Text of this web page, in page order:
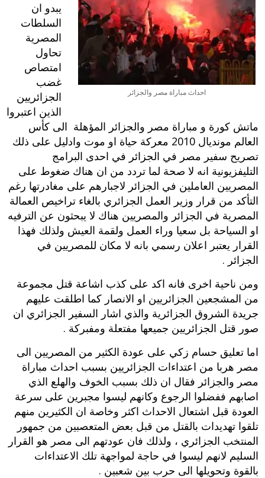
احداث مباراة مصر والجزائر
يبدو ان
السلطات
المصرية
تحاول
امتصاص
غضب
الجزائريين
الذين اعتبروا
ماتش كورة و مباراة مصر والجزائر المؤهلة الى كأس
العالم مونديال 2010 معركة حياة او موت وادليل على ذلك
تصريح سفير مصر في الجزائر في احدى البرامج
التليفزيونية انه لا صحة لما تردد من ان هناك ضغوط على
المصريين العاملين في الجزائر لاجبارهم على مغادرتها رغم
التأكد من قرار وزير العمل الجزائري بالغاء تراخيص العمالة
المصرية في الجزائر والمصريين هناك لا يبحثون عن الترفيه
او السياحة بل سعيا وراء العمل ولقمة العيش ولذلك فهذا
القرار يعتبر اعلان رسمي بانه لا مكان للمصريين في
الجزائر .
ومن ناحية اخرى فانه اكد على كذب اشاعة قتل مجموعة
من المشجعين الجزائريين او الانصار كما اطلقت عليهم
جريدة الشروق الجزائرية والذي اشار السفير الجزائري ان
صور قتل الجزائريين جميعها مفتعلة ومفبركة .
اما تعليق حسام زكي على عودة الكثير من المصريين الى
مصر هربا من اعتداءات الجزائريين بسبب احداث مباراة
مصر والجزائر فقال ان ذلك بسبب الخوف والهلع الذي
اصابهم ففضلوا الرجوع وكانهم ليسوا مجبرين على سرعة
العودة قبل اشتعال الاحداث اكثر وخاصة ان الكثيرين منهم
تلقوا تهديدات بالقتل من قبل بعض المتعصبين من جمهور
المنتخب الجزائري ، ولذلك فان عودتهم الى مصر هو القرار
السليم لانهم ليسوا في حاجة لمواجهة تلك الاعتداءات
بالقوة وتحويلها الى حرب بين شعبين .